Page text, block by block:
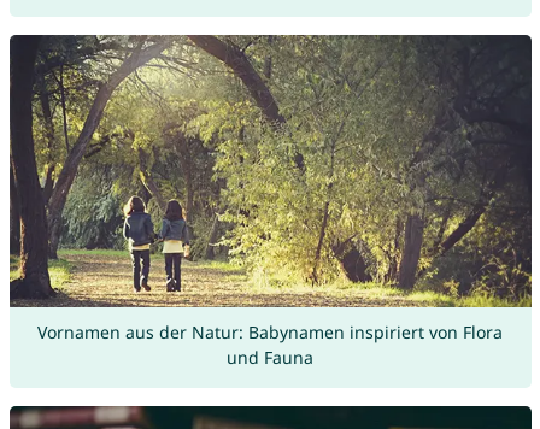
Vornamen aus der Natur: Babynamen inspiriert von Flora
und Fauna